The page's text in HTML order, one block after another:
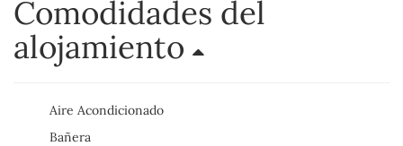
Comodidades del
alojamiento
Aire Acondicionado
Bañera